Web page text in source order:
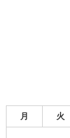
月 火